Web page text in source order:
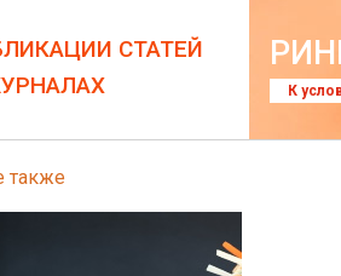
СТАТЕЙ
К
также